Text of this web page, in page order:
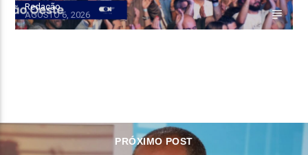
Redação
AGOSTO 6, 2026
PRÓXIMO POST